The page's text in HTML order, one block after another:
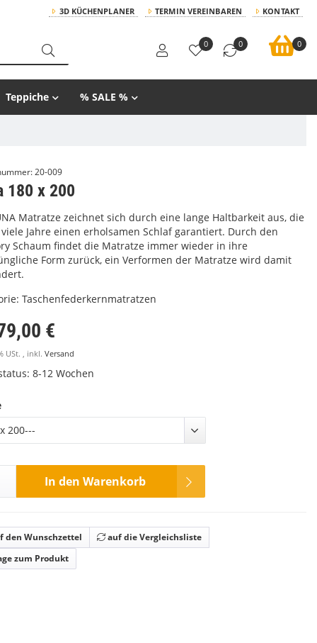
3D KÜCHENPLANER TERMIN VEREINBAREN KONTAKT
0 0 0
Teppiche % SALE %
20-009
180 x 200
Matratze zeichnet sich durch eine lange Haltbarkeit aus, die
Jahre einen erholsamen Schlaf garantiert. Durch den
Schaum findet die Matratze immer wieder in ihre
Form zurück, ein Verformen der Matratze wird damit
Taschenfederkernmatratzen
€
USt. , inkl. Versand
8-12 Wochen
200---
In den Warenkorb
den Wunschzettel
auf die Vergleichsliste
zum Produkt